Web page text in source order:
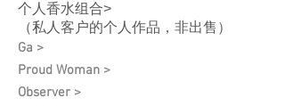
个人香水组合>
（私人客户的个人作品，非出售）
Ga >
Proud Woman >
Observer >